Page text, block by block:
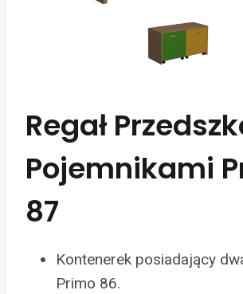
Regał
Pojemnikami
87
Kontenerek posiadający
Primo 86.